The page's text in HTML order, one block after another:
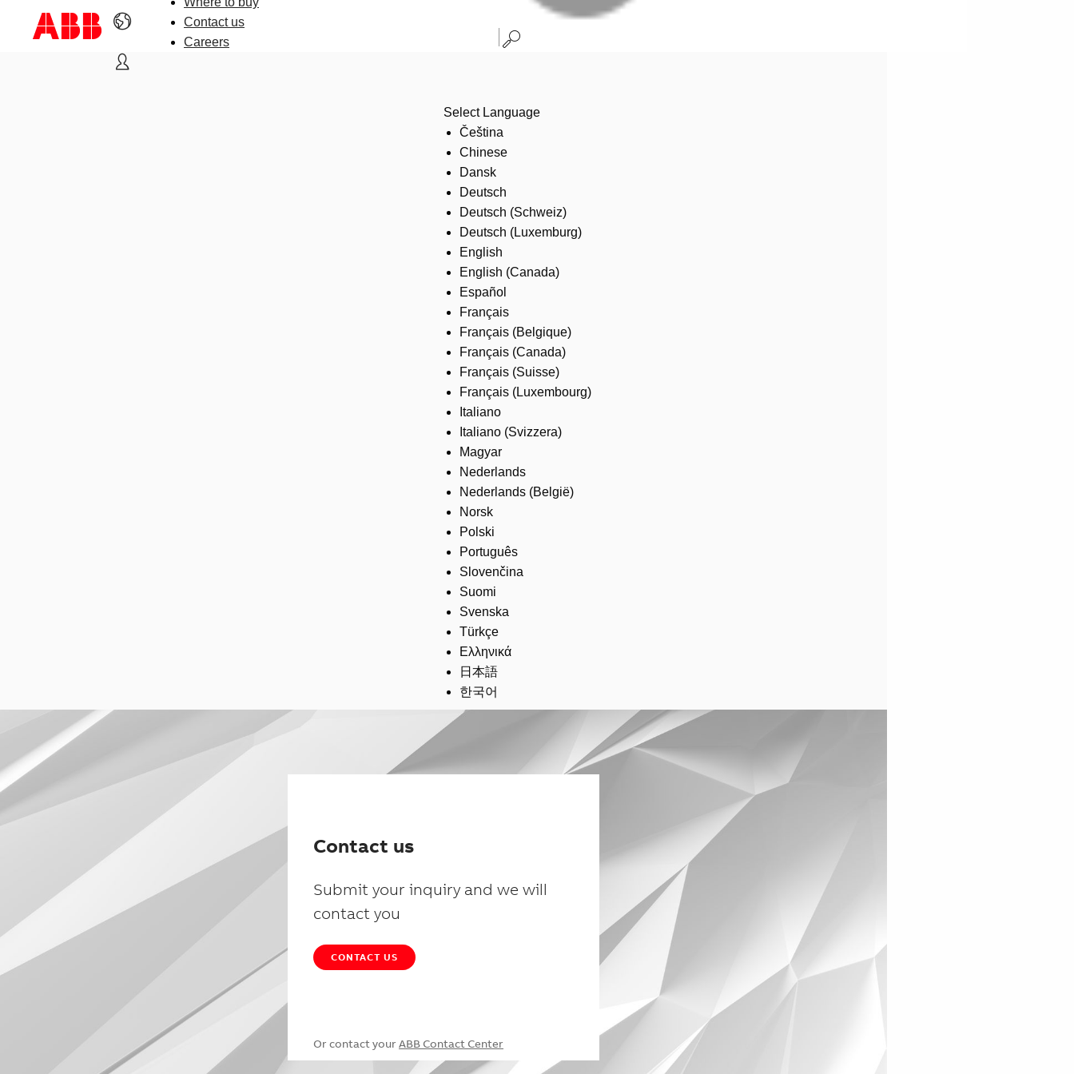
Contact us
Careers
Select Language
Čeština
Chinese
Dansk
Deutsch
Deutsch (Schweiz)
Deutsch (Luxemburg)
English
English (Canada)
Español
Français
Français (Belgique)
Français (Canada)
Français (Suisse)
Français (Luxembourg)
Italiano
Italiano (Svizzera)
Magyar
Nederlands
Nederlands (België)
Norsk
Polski
Português
Slovenčina
Suomi
Svenska
Türkçe
Ελληνικά
日本語
한국어
Contact us
Submit your inquiry and we will
contact you
CONTACT US
Or contact your ABB Contact Center